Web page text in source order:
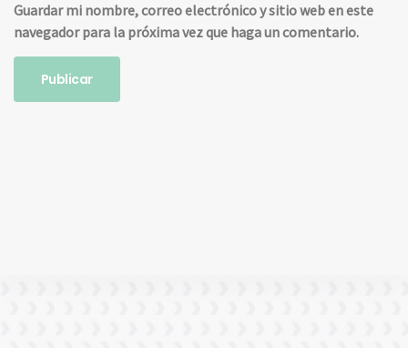
Guardar mi nombre, correo electrónico y sitio web en este
navegador para la próxima vez que haga un comentario.